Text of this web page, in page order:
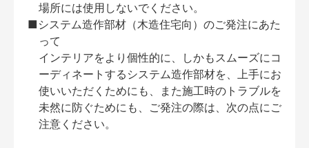
場所には使用しないでください。
■システム造作部材（木造住宅向）のご発注にあた
って
インテリアをより個性的に、しかもスムーズにコ
ーディネートするシステム造作部材を、上手にお
使いいただくためにも、また施工時のトラブルを
未然に防ぐためにも、ご発注の際は、次の点にご
注意ください。